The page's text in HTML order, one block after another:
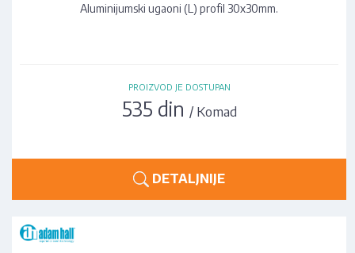
Aluminijumski ugaoni (L) profil 30x30mm.
PROIZVOD JE DOSTUPAN
535 din / Komad
DETALJNIJE